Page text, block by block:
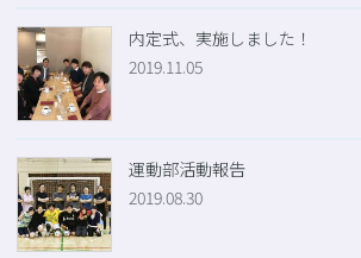
内定式、実施しました！
2019.11.05
運動部活動報告
2019.08.30